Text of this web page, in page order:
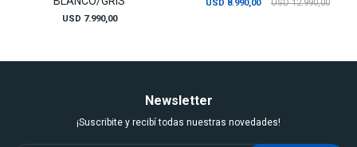
USD 7.990,00
USD 8.990,00 USD 12.990,00
Newsletter
¡Suscribite y recibí todas nuestras novedades!